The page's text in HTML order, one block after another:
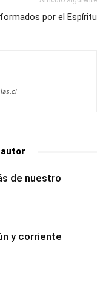
por el Espíritu
de nuestro
y corriente